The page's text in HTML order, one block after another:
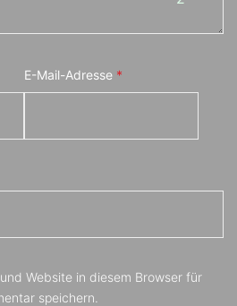
E-Mail-Adresse *
Website in diesem Browser für
speichern.